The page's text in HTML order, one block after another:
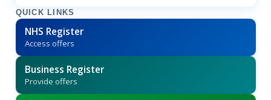
QUICK LINKS
NHS Register
Access offers
Business Register
Provide offers